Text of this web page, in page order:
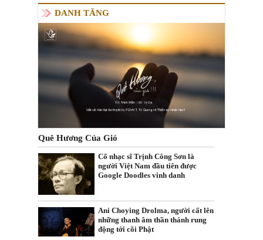
DANH TĂNG
Quê Hương Của Gió
Cố nhạc sĩ Trịnh Công Sơn là
người Việt Nam đầu tiên được
Google Doodles vinh danh
Ani Choying Drolma, người cất lên
những thanh âm thần thánh rung
động tới cõi Phật